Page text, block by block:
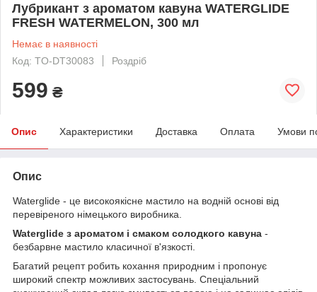
Лубрикант з ароматом кавуна WATERGLIDE
FRESH WATERMELON, 300 мл
Немає в наявності
Код: TO-DT30083
Роздріб
599 ₴
Опис Характеристики Доставка Оплата Умови
Опис
Waterglide - це високоякісне мастило на водній основі від
перевіреного німецького виробника.
Waterglide з ароматом і смаком солодкого кавуна -
безбарвне мастило класичної в'язкості.
Багатий рецепт робить кохання природним і пропонує
широкий спектр можливих застосувань. Спеціальний